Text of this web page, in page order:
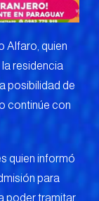
Alfaro, quien
residencia
posibilidad de
continúe con
quien informó
para
poder tramitar